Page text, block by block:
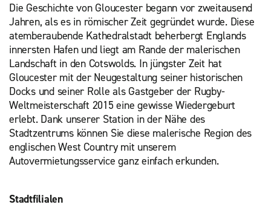
Die Geschichte von Gloucester begann vor zweitausend
Jahren, als es in römischer Zeit gegründet wurde. Diese
atemberaubende Kathedralstadt beherbergt Englands
innersten Hafen und liegt am Rande der malerischen
Landschaft in den Cotswolds. In jüngster Zeit hat
Gloucester mit der Neugestaltung seiner historischen
Docks und seiner Rolle als Gastgeber der Rugby-
Weltmeisterschaft 2015 eine gewisse Wiedergeburt
erlebt. Dank unserer Station in der Nähe des
Stadtzentrums können Sie diese malerische Region des
englischen West Country mit unserem
Autovermietungsservice ganz einfach erkunden.
Stadtfilialen